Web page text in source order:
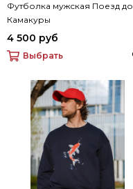
Футболка мужская Поезд до
Камакуры
4 500 руб
Выбрать